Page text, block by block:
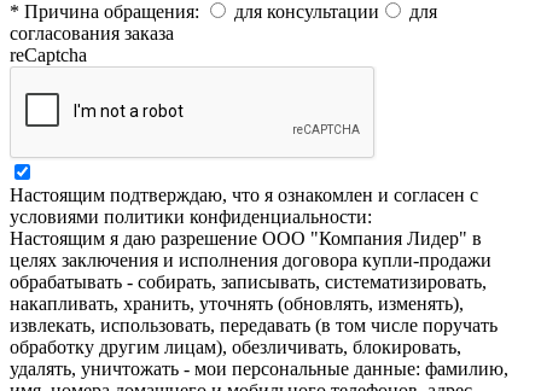
* Причина обращения: для консультации
для
согласования заказа
reCaptcha
Настоящим подтверждаю, что я ознакомлен и согласен с
условиями политики конфиденциальности:
Настоящим я даю разрешение ООО "Компания Лидер" в
целях заключения и исполнения договора купли-продажи
обрабатывать - собирать, записывать, систематизировать,
накапливать, хранить, уточнять (обновлять, изменять),
извлекать, использовать, передавать (в том числе поручать
обработку другим лицам), обезличивать, блокировать,
удалять, уничтожать - мои персональные данные: фамилию,